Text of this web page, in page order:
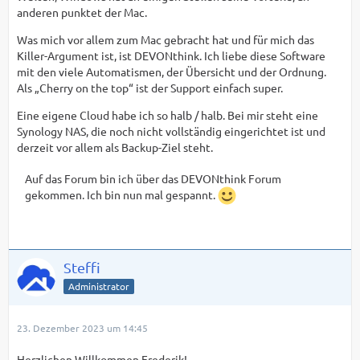
anderen punktet der Mac.
Was mich vor allem zum Mac gebracht hat und für mich das
Killer-Argument ist, ist DEVONthink. Ich liebe diese Software
mit den viele Automatismen, der Übersicht und der Ordnung.
Als „Cherry on the top“ ist der Support einfach super.
Eine eigene Cloud habe ich so halb / halb. Bei mir steht eine
Synology NAS, die noch nicht vollständig eingerichtet ist und
derzeit vor allem als Backup-Ziel steht.
Auf das Forum bin ich über das DEVONthink Forum
gekommen. Ich bin nun mal gespannt.
Steffi
Administrator
23. Dezember 2023 um 14:45